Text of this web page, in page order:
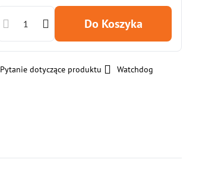
Do Koszyka
Pytanie dotyczące produktu
Watchdog